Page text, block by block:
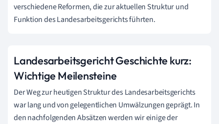
verschiedene Reformen, die zur aktuellen Struktur und
Funktion des Landesarbeitsgerichts führten.
Landesarbeitsgericht Geschichte kurz:
Wichtige Meilensteine
Der Weg zur heutigen Struktur des Landesarbeitsgerichts
war lang und von gelegentlichen Umwälzungen geprägt. In
den nachfolgenden Absätzen werden wir einige der